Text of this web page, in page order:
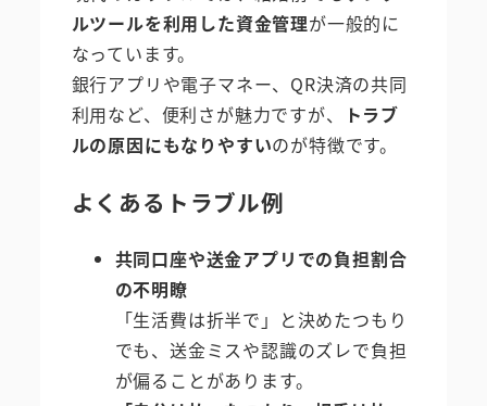
ルツールを利用した資金管理が一般的に
なっています。
銀行アプリや電子マネー、QR決済の共同
利用など、便利さが魅力ですが、
トラブ
ルの原因にもなりやすいのが特徴です。
よくあるトラブル例
共同口座や送金アプリでの負担割合
の不明瞭
「生活費は折半で」と決めたつもり
でも、送金ミスや認識のズレで負担
が偏ることがあります。